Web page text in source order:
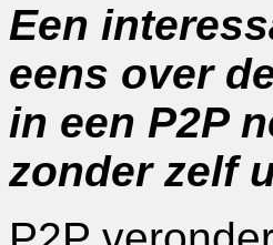
Een
eens over
in een P2P
zonder zelf